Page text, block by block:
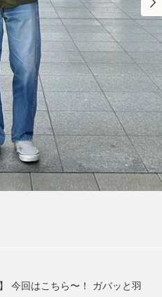
今回はこちら〜！ ガバッと羽